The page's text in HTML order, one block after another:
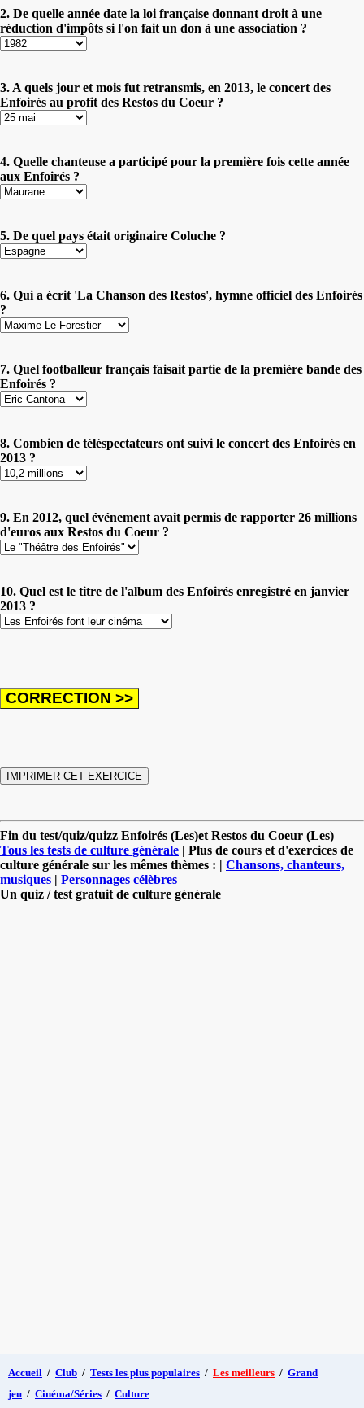
2. De quelle année date la loi française donnant droit à une
réduction d'impôts si l'on fait un don à une association ?
3. A quels jour et mois fut retransmis, en 2013, le concert des
Enfoirés au profit des Restos du Coeur ?
4. Quelle chanteuse a participé pour la première fois cette année
aux Enfoirés ?
5. De quel pays était originaire Coluche ?
6. Qui a écrit 'La Chanson des Restos', hymne officiel des Enfoirés
?
7. Quel footballeur français faisait partie de la première bande des
Enfoirés ?
8. Combien de téléspectateurs ont suivi le concert des Enfoirés en
2013 ?
9. En 2012, quel événement avait permis de rapporter 26 millions
d'euros aux Restos du Coeur ?
10. Quel est le titre de l'album des Enfoirés enregistré en janvier
2013 ?
Fin du test/quiz/quizz Enfoirés (Les)et Restos du Coeur (Les)
Tous les tests de culture générale | Plus de cours et d'exercices de
culture générale sur les mêmes thèmes : | Chansons, chanteurs,
musiques | Personnages célèbres
Un quiz / test gratuit de culture générale
Accueil / Club / Tests les plus populaires / Les meilleurs / Grand
jeu / Cinéma/Séries / Culture